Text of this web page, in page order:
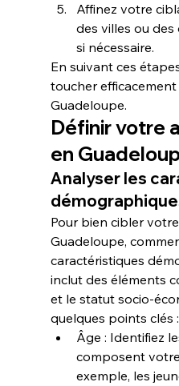
Affinez votre
des villes ou
si nécessaire.
En suivant ces
toucher
Guadeloupe.
Définir votre
en
Analyser les
Pour bien cibler votre
Guadeloupe,
caractéristiques
inclut des éléments
et le statut socio-
quelques points clés :
Âge : Identifiez
composent
exemple, les